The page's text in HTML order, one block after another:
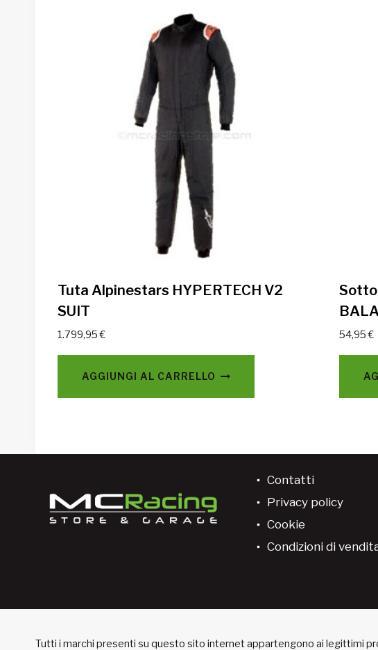
Tuta Alpinestars HYPERTECH V2
SUIT
1.799,95€
AGGIUNGI AL CARRELLO
54,95€
Contatti
Privacy policy
Cookie
Condizioni di
Tutti i marchi presenti su questo sito internet appartengono ai legittimi